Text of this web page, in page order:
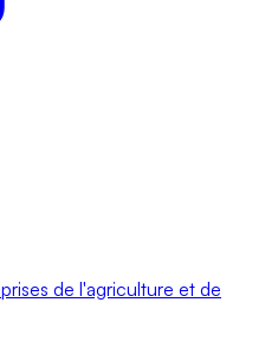
de l'agriculture et de